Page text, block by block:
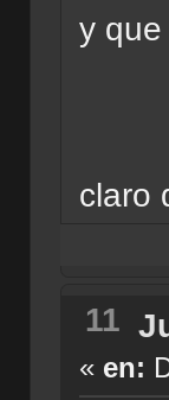
y que
claro
11
« en: